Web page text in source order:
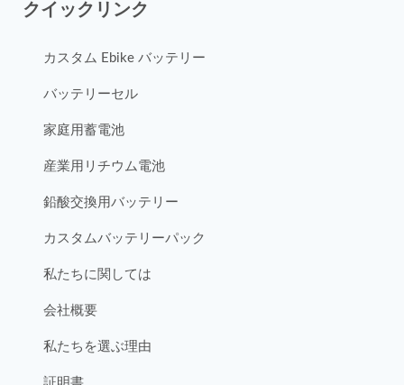
クイックリンク
カスタム Ebike バッテリー
バッテリーセル
家庭用蓄電池
産業用リチウム電池
鉛酸交換用バッテリー
カスタムバッテリーパック
私たちに関しては
会社概要
私たちを選ぶ理由